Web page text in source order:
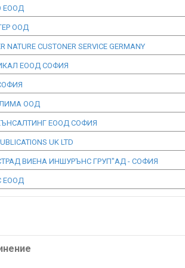
ЕООД
ООД
NATURE CUSTONER SERVICE GERMANY
ЕООД СОФИЯ
ООД
ЕООД СОФИЯ
UK LTD
ВИЕНА ИНШУРЪНС ГРУП"АД - СОФИЯ
ЕООД